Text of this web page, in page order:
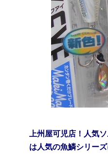
上州屋可児店！人気
は人気の魚鱗シリー